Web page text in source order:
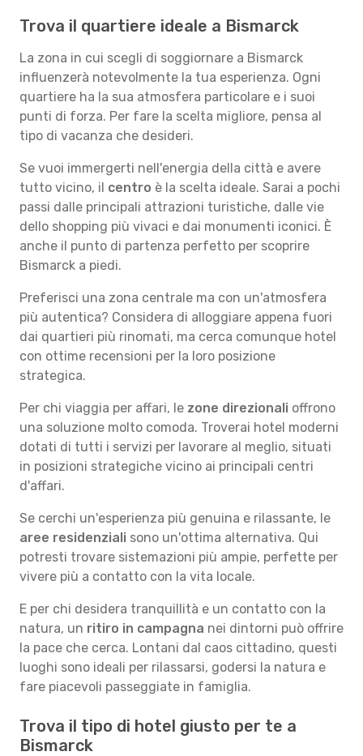
Trova il quartiere ideale a Bismarck
La zona in cui scegli di soggiornare a Bismarck
influenzerà notevolmente la tua esperienza. Ogni
quartiere ha la sua atmosfera particolare e i suoi
punti di forza. Per fare la scelta migliore, pensa al
tipo di vacanza che desideri.
Se vuoi immergerti nell'energia della città e avere
tutto vicino, il centro è la scelta ideale. Sarai a pochi
passi dalle principali attrazioni turistiche, dalle vie
dello shopping più vivaci e dai monumenti iconici. È
anche il punto di partenza perfetto per scoprire
Bismarck a piedi.
Preferisci una zona centrale ma con un'atmosfera
più autentica? Considera di alloggiare appena fuori
dai quartieri più rinomati, ma cerca comunque hotel
con ottime recensioni per la loro posizione
strategica.
Per chi viaggia per affari, le zone direzionali offrono
una soluzione molto comoda. Troverai hotel moderni
dotati di tutti i servizi per lavorare al meglio, situati
in posizioni strategiche vicino ai principali centri
d'affari.
Se cerchi un'esperienza più genuina e rilassante, le
aree residenziali sono un'ottima alternativa. Qui
potresti trovare sistemazioni più ampie, perfette per
vivere più a contatto con la vita locale.
E per chi desidera tranquillità e un contatto con la
natura, un ritiro in campagna nei dintorni può offrire
la pace che cerca. Lontani dal caos cittadino, questi
luoghi sono ideali per rilassarsi, godersi la natura e
fare piacevoli passeggiate in famiglia.
Trova il tipo di hotel giusto per te a
Bismarck